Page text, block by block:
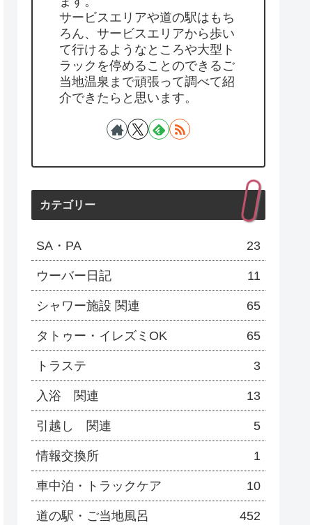
サービスエリアや道の駅はもち
ろん、サービスエリアから歩い
て行けるようなところや大型ト
ラックを停めることのできるご
当地温泉まで頑張って調べて紹
介できたらと思います。
カテゴリー
SA・PA 23
ウーバー日記 11
シャワー施設 関連 65
タトゥー・イレズミOK 65
トラステ 3
入浴 関連 13
引越し 関連 5
情報交換所 1
車中泊・トラックケア 10
道の駅・ご当地風呂 452